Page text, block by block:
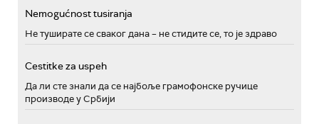
Nemogućnost tusiranja
Не туширате се сваког дана – не стидите се, то је здраво
Cestitke za uspeh
Да ли сте знали да се најбоље грамофонске ручице
производе у Србији